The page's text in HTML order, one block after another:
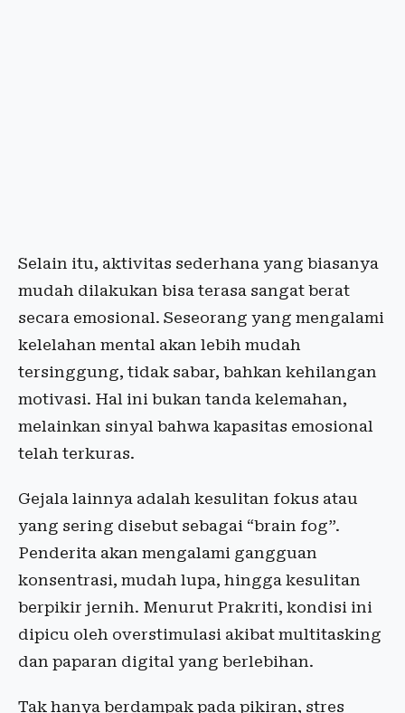
Selain itu, aktivitas sederhana yang biasanya
mudah dilakukan bisa terasa sangat berat
secara emosional. Seseorang yang mengalami
kelelahan mental akan lebih mudah
tersinggung, tidak sabar, bahkan kehilangan
motivasi. Hal ini bukan tanda kelemahan,
melainkan sinyal bahwa kapasitas emosional
telah terkuras.
Gejala lainnya adalah kesulitan fokus atau
yang sering disebut sebagai “brain fog”.
Penderita akan mengalami gangguan
konsentrasi, mudah lupa, hingga kesulitan
berpikir jernih. Menurut Prakriti, kondisi ini
dipicu oleh overstimulasi akibat multitasking
dan paparan digital yang berlebihan.
Tak hanya berdampak pada pikiran, stres